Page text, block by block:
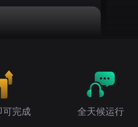
可完成 全天候运行